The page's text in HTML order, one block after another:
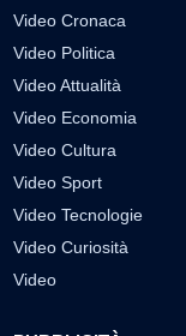
Video Cronaca
Video Politica
Video Attualità
Video Economia
Video Cultura
Video Sport
Video Tecnologie
Video Curiosità
Video